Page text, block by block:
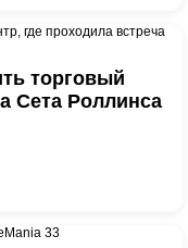
торговый
Сета Роллинса